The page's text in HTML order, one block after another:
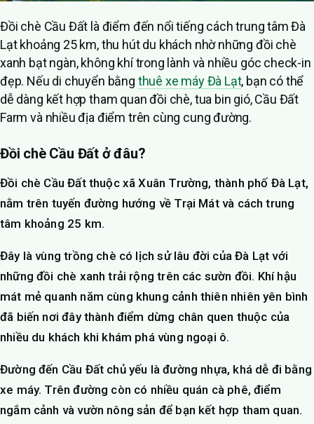
Đồi chè Cầu Đất là điểm đến nổi tiếng cách trung tâm Đà
Lạt khoảng 25 km, thu hút du khách nhờ những đồi chè
xanh bạt ngàn, không khí trong lành và nhiều góc check-in
đẹp. Nếu di chuyển bằng thuê xe máy Đà Lạt, bạn có thể
dễ dàng kết hợp tham quan đồi chè, tua bin gió, Cầu Đất
Farm và nhiều địa điểm trên cùng cung đường.
Đồi chè Cầu Đất ở đâu?
Đồi chè Cầu Đất thuộc xã Xuân Trường, thành phố Đà Lạt,
nằm trên tuyến đường hướng về Trại Mát và cách trung
tâm khoảng 25 km.
Đây là vùng trồng chè có lịch sử lâu đời của Đà Lạt với
những đồi chè xanh trải rộng trên các sườn đồi. Khí hậu
mát mẻ quanh năm cùng khung cảnh thiên nhiên yên bình
đã biến nơi đây thành điểm dừng chân quen thuộc của
nhiều du khách khi khám phá vùng ngoại ô.
Đường đến Cầu Đất chủ yếu là đường nhựa, khá dễ đi bằng
xe máy. Trên đường còn có nhiều quán cà phê, điểm
ngắm cảnh và vườn nông sản để bạn kết hợp tham quan.